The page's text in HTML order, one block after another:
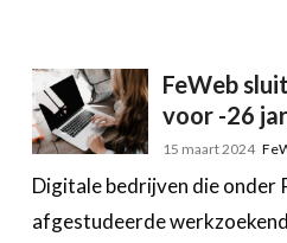
FeWeb
voor -26
15 maart 2024
Digitale bedrijven die onder
afgestudeerde